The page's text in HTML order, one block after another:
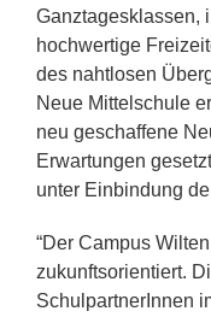
Ganztagesklassen,
hochwertige
des nahtlosen
Neue Mittelschule
neu geschaffene
Erwartungen
unter Einbindung
“Der Campus
zukunftsorientiert.
SchulpartnerInnen